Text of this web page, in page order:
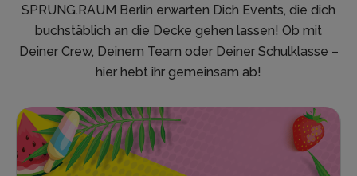
SPRUNG.RAUM Berlin erwarten Dich Events, die dich
buchstäblich an die Decke gehen lassen! Ob mit
Deiner Crew, Deinem Team oder Deiner Schulklasse –
hier hebt ihr gemeinsam ab!